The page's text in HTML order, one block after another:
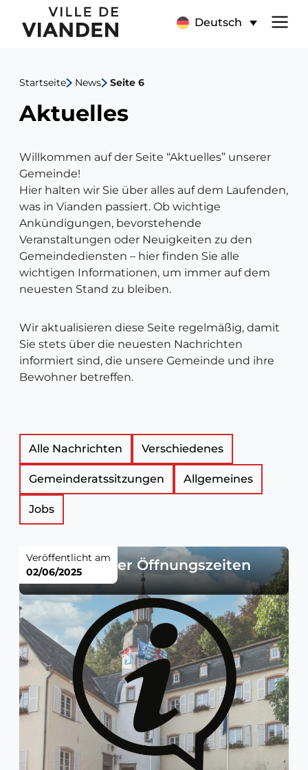
Aktuelles Deutsch
Hauptnavigationsmenü
Startseite News Seite 6
Aktuelles
Willkommen auf der Seite “Aktuelles” unserer
Gemeinde!
Hier halten wir Sie über alles auf dem Laufenden,
was in Vianden passiert. Ob wichtige
Ankündigungen, bevorstehende
Veranstaltungen oder Neuigkeiten zu den
Gemeindediensten – hier finden Sie alle
wichtigen Informationen, um immer auf dem
neuesten Stand zu bleiben.
Wir aktualisieren diese Seite regelmäßig, damit
Sie stets über die neuesten Nachrichten
informiert sind, die unsere Gemeinde und ihre
Bewohner betreffen.
Liste
der
Neuigkeitsartikel
Alle Nachrichten Verschiedenes
Gemeinderatssitzungen Allgemeines
Jobs
Änderung der Öffnungszeiten
Veröffentlicht am
02/06/2025